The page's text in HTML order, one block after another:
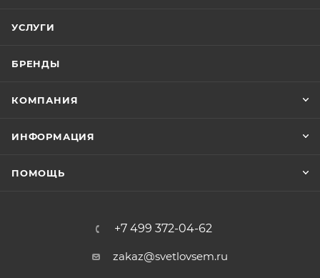
УСЛУГИ
БРЕНДЫ
КОМПАНИЯ
ИНФОРМАЦИЯ
ПОМОЩЬ
+7 499 372-04-62
zakaz@svetlovsem.ru